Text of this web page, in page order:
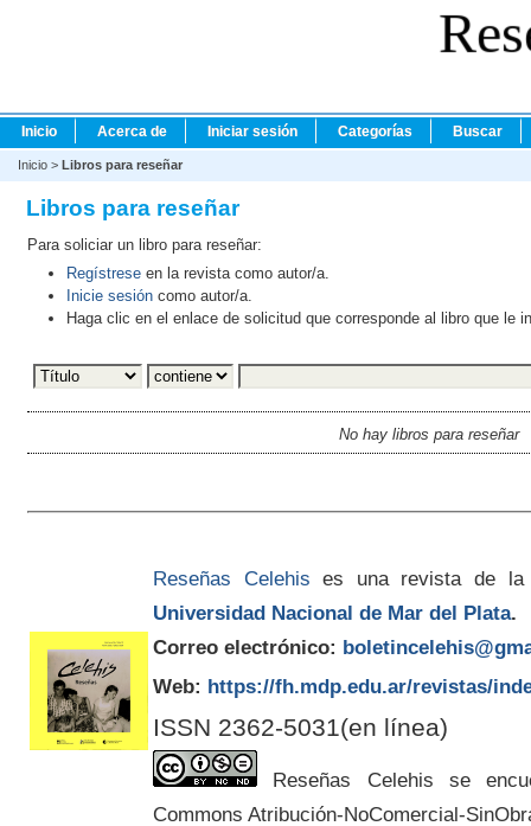
Inicio Acerca de Iniciar sesión Categorías Buscar
Inicio > Libros para reseñar
Libros para reseñar
Para soliciar un libro para reseñar:
Regístreseen la revista como autor/a.
Inicie sesióncomo autor/a.
Haga clic en el enlace de solicitud que corresponde al libro que le
No hay libros para reseñar
Reseñas Celehis es una revista de la
Universidad Nacional de Mar del Plata.
Correo electrónico:
Web: https://fh.mdp.edu.ar/revistas/
ISSN 2362-5031(en línea)
Reseñas Celehis se
Commons Atribución-NoComercial-